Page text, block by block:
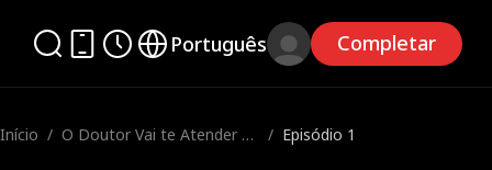
Português Completar
Início / O Doutor Vai te Atender A
/ Episódio 1